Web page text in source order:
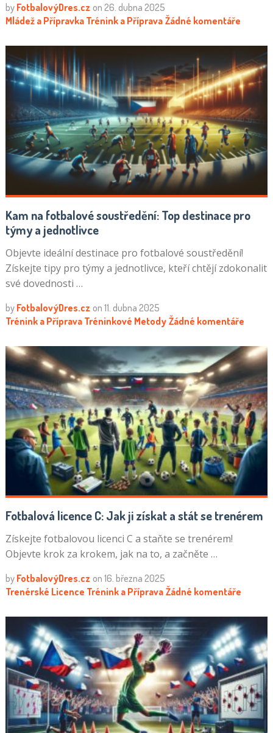
by FotbalovýDres.cz on 26. dubna 2025
Mládež a Přípravka Trénink a Příprava Žádné komentáře
Kam na fotbalové soustředění: Top destinace pro
týmy a jednotlivce
Objevte ideální destinace pro fotbalové soustředění!
Získejte tipy pro týmy a jednotlivce, kteří chtějí zdokonalit
své dovednosti …
by FotbalovýDres.cz on 11. dubna 2025
Trénink a Příprava Tréninkové Metody Žádné komentáře
Fotbalová licence C: Jak ji získat a stát se trenérem
Získejte fotbalovou licenci C a staňte se trenérem!
Objevte krok za krokem, jak na to, a začněte …
by FotbalovýDres.cz on 16. března 2025
Trenérské Licence Trénink a Příprava Žádné komentáře